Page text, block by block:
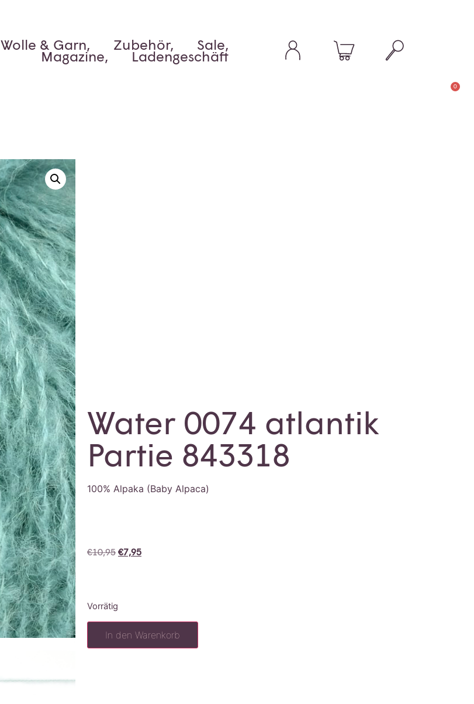
Wolle & Garn, Zubehör, Sale,
Magazine, Ladengeschäft
0
Water 0074 atlantik
Partie 843318
100% Alpaka (Baby Alpaca)
€10,95 €7,95
Vorrätig
In den Warenkorb